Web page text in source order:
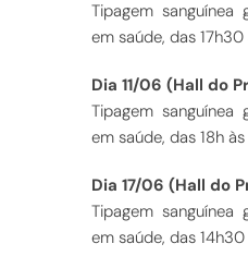
Tipagem sanguínea
em saúde, das 17h30
Dia 11/06 (Hall do
Tipagem sanguínea
em saúde, das 18h
Dia 17/06 (Hall do
Tipagem sanguínea
em saúde, das